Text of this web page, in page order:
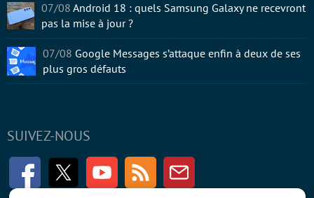
SUIVEZ-NOUS
FacebookTwitter Youtube RSS Newsletter
07/08 Android 18 : quels Samsung Galaxy ne recevront
pas la mise à jour ?
07/08 Google Messages s’attaque enfin à deux de ses
plus gros défauts